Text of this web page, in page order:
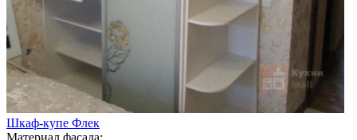
Шкаф-купе Флек
Материал фасада: